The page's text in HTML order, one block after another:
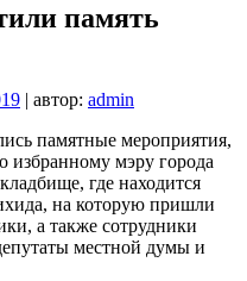
память
| автор: admin
памятные мероприятия,
избранному мэру города
где находится
на которую пришли
а также сотрудники
местной думы и